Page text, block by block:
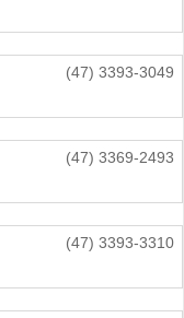
(47) 3393-3049
(47) 3369-2493
(47) 3393-3310